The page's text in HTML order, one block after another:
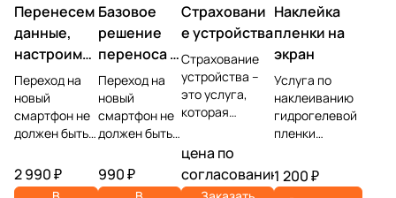
Перенесем
данные,
настроим
учетную
запись,
установим
ПО
Переход на
новый
смартфон не
должен быть
болью.
Доверьте
2 990 ₽
Базовое
решение
переноса и
настройки
Переход на
новый
смартфон не
должен быть
болью.
Доверьте
990 ₽
Страховани
е устройства
Страхование
устройства –
это услуга,
которая
защитить
владельца
устройства от
цена по
согласованию
Наклейка
пленки на
экран
Услуга по
наклеиванию
гидрогелевой
пленки
собой процесс
защиты экрана
1 200 ₽